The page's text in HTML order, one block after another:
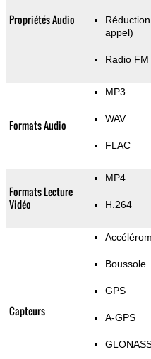
Propriétés Audio
appel)
Radio FM
Formats Audio
MP3
WAV
FLAC
Formats Lecture
Vidéo
MP4
H.264
Capteurs
Boussole
GPS
A-GPS